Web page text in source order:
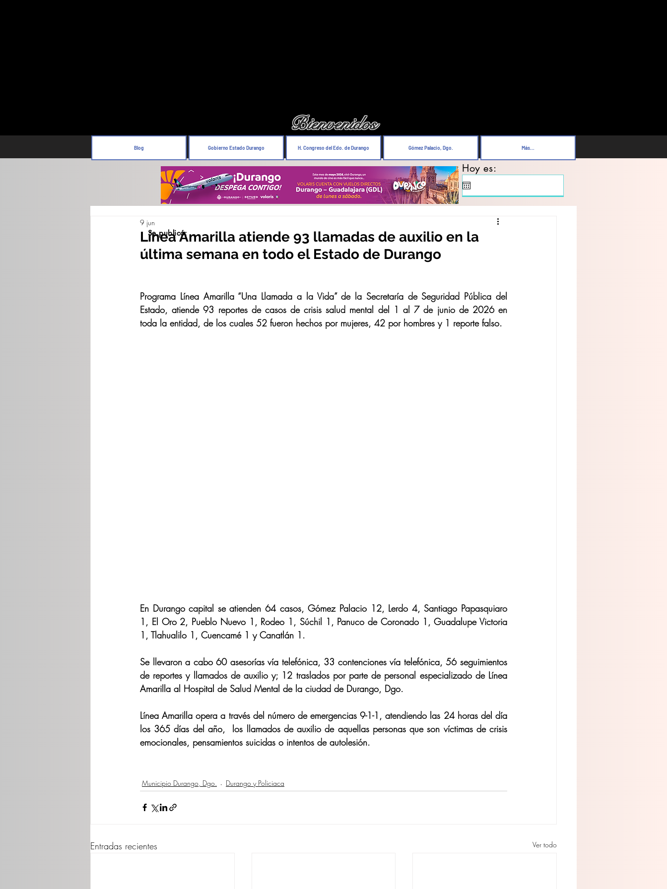
Bienvenidos
Blog Gobierno Estado Durango H. Congreso del Edo. de Durango Gómez Palacio, Dgo. Más...
Hoy es:
Línea Amarilla atiende 93 llamadas de auxilio en la
última semana en todo el Estado de Durango
9 jun
Programa Línea Amarilla “Una Llamada a la Vida” de la Secretaría de Seguridad Pública del
Estado, atiende 93 reportes de casos de crisis salud mental del 1 al 7 de junio de 2026 en
toda la entidad, de los cuales 52 fueron hechos por mujeres, 42 por hombres y 1 reporte falso.
En Durango capital se atienden 64 casos, Gómez Palacio 12, Lerdo 4, Santiago Papasquiaro
1, El Oro 2, Pueblo Nuevo 1, Rodeo 1, Súchil 1, Panuco de Coronado 1, Guadalupe Victoria
1, Tlahualilo 1, Cuencamé 1 y Canatlán 1.
Se llevaron a cabo 60 asesorías vía telefónica, 33 contenciones vía telefónica, 56 seguimientos
de reportes y llamados de auxilio y; 12 traslados por parte de personal especializado de Línea
Amarilla al Hospital de Salud Mental de la ciudad de Durango, Dgo.
Línea Amarilla opera a través del número de emergencias 9-1-1, atendiendo las 24 horas del día
los 365 días del año,  los llamados de auxilio de aquellas personas que son víctimas de crisis
emocionales, pensamientos suicidas o intentos de autolesión.
Municipio Durango, Dgo. Durango y Policiaca
Entradas recientes Ver todo
Se publicó: